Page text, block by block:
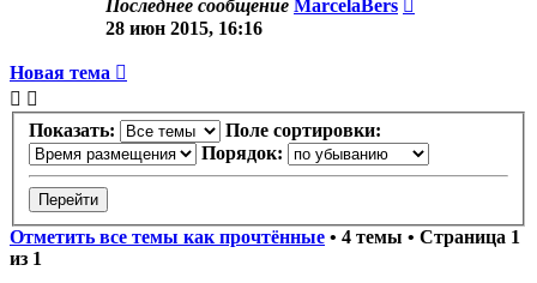
Последнее сообщение MarcelaBers
28 июн 2015, 16:16
Новая тема
Показать:
Поле сортировки:
Порядок:
Отметить все темы как прочтённые • 4 темы • Страница 1
из 1